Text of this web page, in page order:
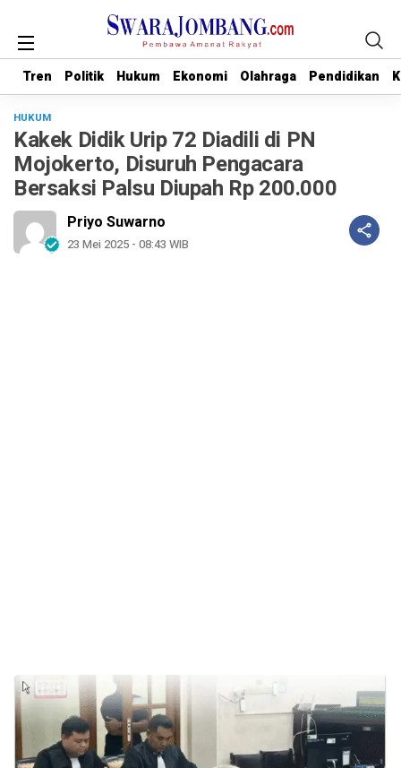
Tren Politik Hukum Ekonomi Olahraga Pendidikan
Tren Politik Hukum Ekonomi Olahraga Pendidikan
HUKUM
Kakek Didik Urip 72 Diadili di PN
Mojokerto, Disuruh Pengacara
Bersaksi Palsu Diupah Rp 200.000
Priyo Suwarno
23 Mei 2025 - 08:43 WIB